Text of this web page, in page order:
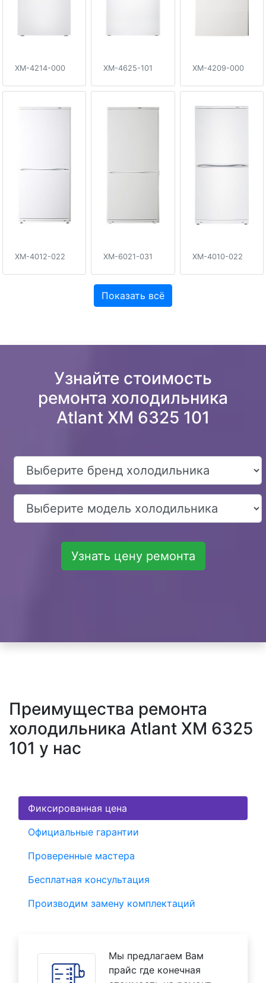
XM-4214-000 XM-4625-101 XM-4209-000
XM-4012-022 XM-6021-031 XM-4010-022
Показать всё
Узнайте стоимость
ремонта холодильника
Atlant XM 6325 101
Узнать цену ремонта
Преимущества ремонта
холодильника Atlant XM 6325
101 у нас
Фиксированная цена
Официальные гарантии
Проверенные мастера
Бесплатная консультация
Производим замену комплектаций
Мы предлагаем Вам
прайс где конечная